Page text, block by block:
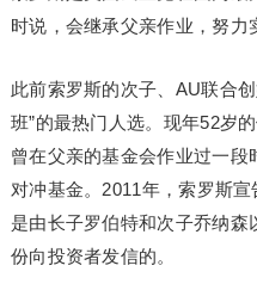
时说，会继承父亲作业，努力
此前索罗斯的次子、AU联合
班”的最热门人选。现年52岁
曾在父亲的基金会作业过一
对冲基金。2011年，索罗斯
是由长子罗伯特和次子乔纳
份向投资者发信的。